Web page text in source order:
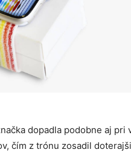
dopadla podobne aj
čím z trónu zosadil